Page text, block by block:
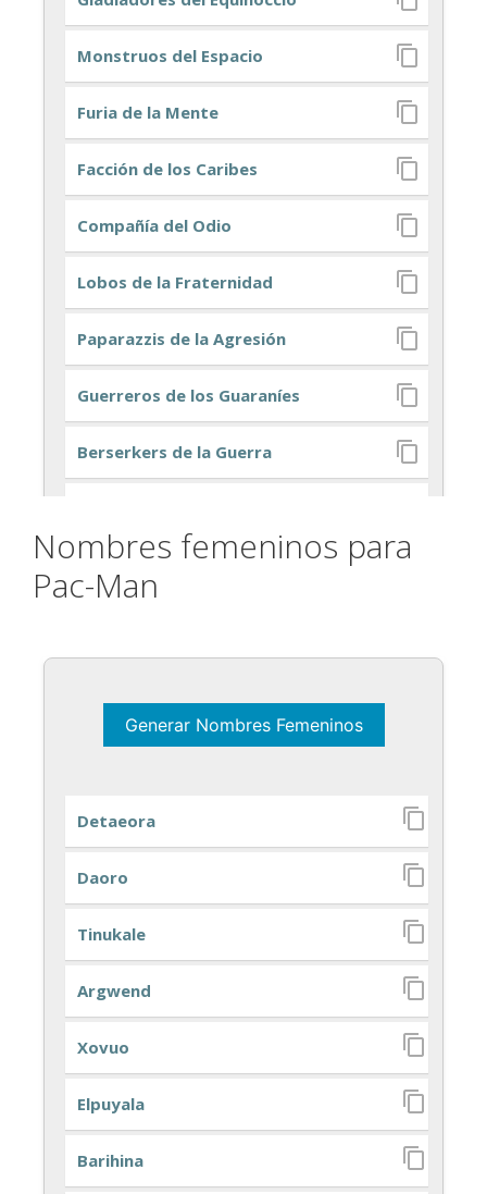
Nombres femeninos para
Pac-Man